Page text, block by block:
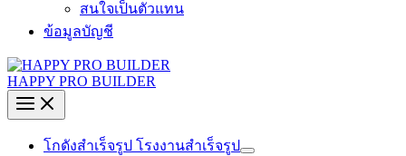
สนใจเป็นตัวแทน
ข้อมูลบัญชี
HAPPY PRO BUILDER
โกดังสำเร็จรูป โรงงานสำเร็จรูป